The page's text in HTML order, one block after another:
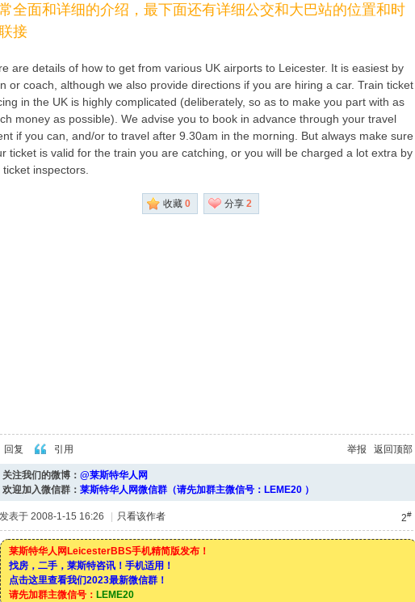
全面和详细的介绍，最下面还有详细公交和大巴站的位置和时
接
are details of how to get from various UK airports to Leicester. It is easiest by
or coach, although we also provide directions if you are hiring a car. Train ticket
in the UK is highly complicated (deliberately, so as to make you part with as
money as possible). We advise you to book in advance through your travel
if you can, and/or to travel after 9.30am in the morning. But always make sure
ticket is valid for the train you are catching, or you will be charged a lot extra by
ticket inspectors.
收藏 0 分享 2
回复 引用 举报 返回顶部
关注我们的微博：@莱斯特华人网
欢迎加入微信群：莱斯特华人网微信群（请先加群主微信号：LEME20 ）
2#
发表于 2008-1-15 16:26 只看该作者
莱斯特华人网LeicesterBBS手机精简版发布！
找房，二手，莱斯特咨讯！手机适用！
点击这里查看我们2023最新微信群！
请先加群主微信号： LEME20